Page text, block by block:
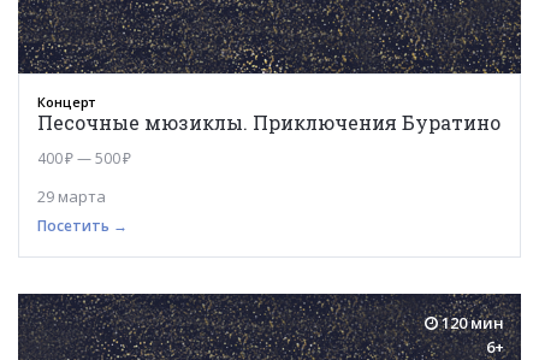
Концерт
Песочные мюзиклы. Приключения Буратино
400 ₽ — 500 ₽
29 марта
Посетить →
120 мин
6+